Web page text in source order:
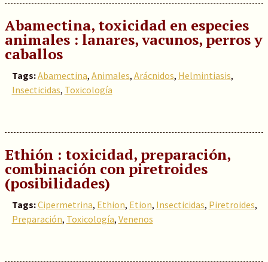
Abamectina, toxicidad en especies
animales : lanares, vacunos, perros y
caballos
Tags:Abamectina, Animales, Arácnidos, Helmintiasis,
Insecticidas, Toxicología
Ethión : toxicidad, preparación,
combinación con piretroides
(posibilidades)
Tags:Cipermetrina, Ethion, Etion, Insecticidas, Piretroides,
Preparación, Toxicología, Venenos